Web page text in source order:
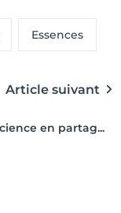
Essences
Article suivant
en partag...